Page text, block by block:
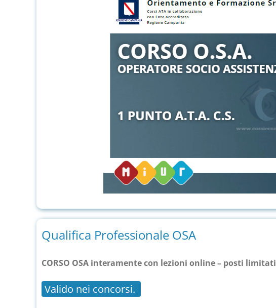
Qualifica Professionale OSA
CORSO OSA interamente con lezioni online – posti limitati
Valido nei concorsi.